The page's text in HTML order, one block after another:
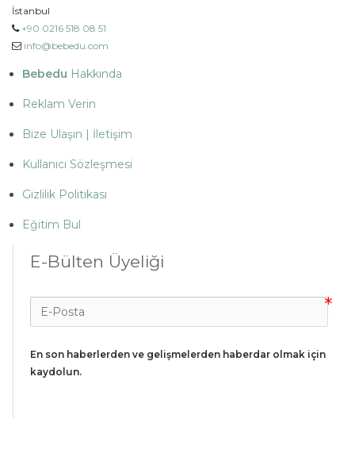
İstanbul
+90 0216 518 08 51
info@bebedu.com
Bebedu Hakkında
Reklam Verin
Bize Ulaşın | İletişim
Kullanıcı Sözleşmesi
Gizlilik Politikası
Eğitim Bul
E-Bülten Üyeliği
En son haberlerden ve gelişmelerden haberdar olmak için
kaydolun.